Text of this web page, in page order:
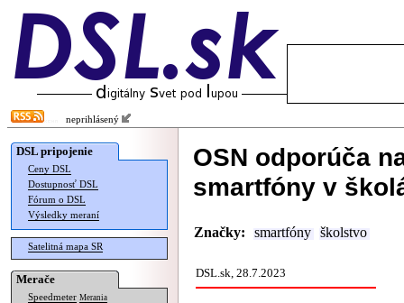
neprihlásený
DSL pripojenie
Ceny DSL
Dostupnosť DSL
Fórum o DSL
Výsledky meraní
Satelitná mapa SR
Merače
Speedmeter Merania
OSN odporúča
smartfóny v
Značky: smartfóny školstvo
DSL.sk, 28.7.2023